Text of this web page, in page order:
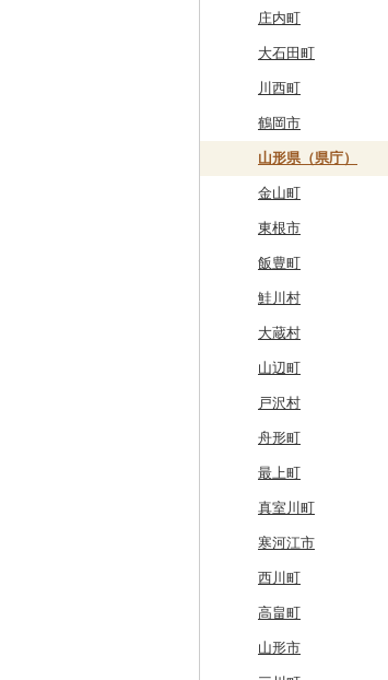
美唄市
厚岸町
南富良野町
上富良野町
和寒町
紋別市
乙部町
根室市
三笠市
東川町
厚真町
奥尻町
網走市
浦河町
広尾町
中札内村
滝川市
比布町
鶴居村
青森市
田子町
新郷村
横浜町
野辺地町
佐井村
六戸町
五所川原市
平川市
蓬田村
中泊町
外ヶ浜町
つがる市
弘前市
鰺ヶ沢町
むつ市
田舎館村
青森県（県庁）
三沢市
花巻市
岩泉町
田野畑村
盛岡市
遠野市
奥州市
雫石町
岩手県（県庁）
一関市
久慈市
西和賀町
北上市
平泉町
洋野町
大船渡市
山田町
大槌町
栗原市
富谷市
岩沼市
七ヶ宿町
大崎市
塩竈市
石巻市
多賀城市
宮城県（県庁）
亘理町
蔵王町
女川町
気仙沼市
美里町
松島町
大和町
大郷町
南三陸町
仙台市
由利本荘市
にかほ市
羽後町
秋田県（県庁）
秋田市
男鹿市
美郷町
東成瀬村
五城目町
北秋田市
八峰町
鹿角市
大仙市
八郎潟町
庄内町
大石田町
川西町
鶴岡市
山形県（県庁）
金山町
東根市
飯豊町
鮭川村
大蔵村
山辺町
戸沢村
舟形町
最上町
真室川町
寒河江市
西川町
高畠町
山形市